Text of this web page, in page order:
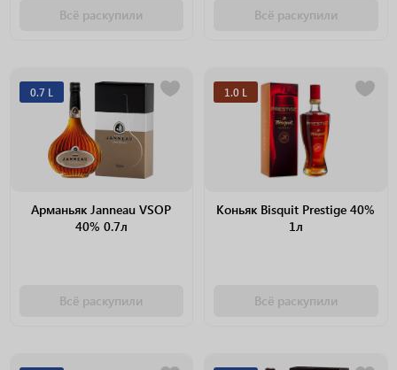
Всё раскупили Всё раскупили
0.7 L
Арманьяк Janneau VSOP
40% 0.7л
Всё раскупили
1.0 L
Коньяк Bisquit Prestige 40%
1л
Всё раскупили